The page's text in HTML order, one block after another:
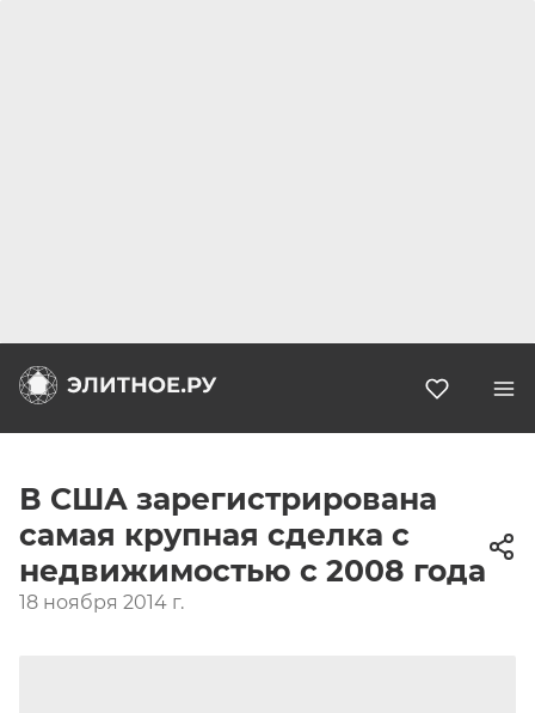
В США зарегистрирована
самая крупная сделка с
недвижимостью с 2008 года
18 ноября 2014 г.